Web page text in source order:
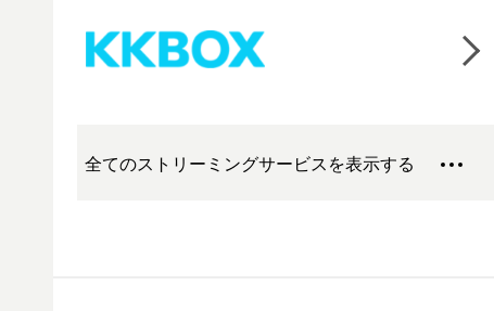
全てのストリーミングサービスを表示する